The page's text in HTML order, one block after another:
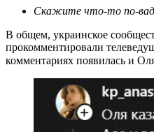
Скажите что-то по-
В общем, украинское
прокомментировали
комментариях появилась и